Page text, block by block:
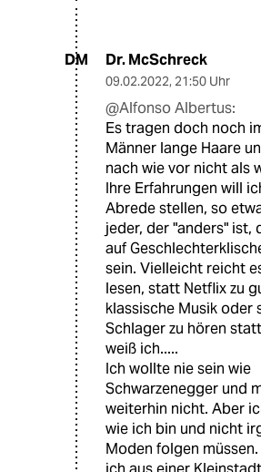
DM Dr. McSchreck
09.02.2022, 21:50 Uhr
@Alfonso Albertus:
Es tragen doch noch
Männer lange Haare
nach wie vor nicht als
Ihre Erfahrungen will
Abrede stellen, so
jeder, der "anders" ist,
auf
sein. Vielleicht reicht
lesen, statt Netflix zu
klassische Musik oder
Schlager zu hören
weiß ich.....
Ich wollte nie sein wie
Schwarzenegger und
weiterhin nicht. Aber
wie ich bin und nicht
Moden folgen